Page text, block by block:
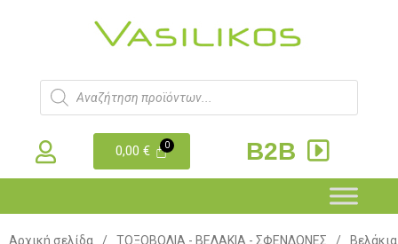
0,00€ B2B
Αρχική σελίδα / ΤΟΞΟΒΟΛΙΑ - ΒΕΛΑΚΙΑ - ΣΦΕΝΔΟΝΕΣ /